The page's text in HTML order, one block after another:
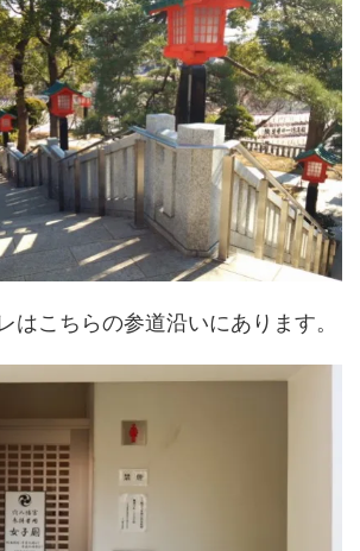
はこちらの参道沿いにあります。